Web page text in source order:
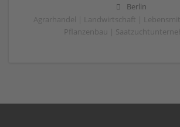
Berlin
Agrarhandel | Landwirtschaft |
Pflanzenbau |